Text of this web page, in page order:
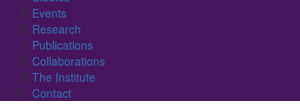
Events
Research
Publications
Collaborations
The Institute
Contact